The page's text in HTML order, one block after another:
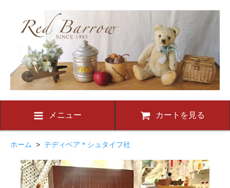
メニュー カートを見る
ホーム > テディベア＊シュタイフ社